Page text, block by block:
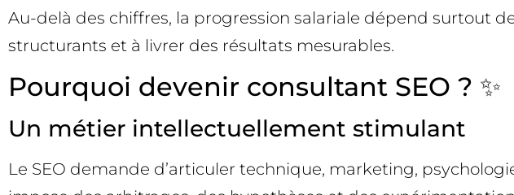
Au-delà des chiffres, la progression salariale dépend surtout
structurants et à livrer des résultats mesurables.
Pourquoi devenir consultant SEO ? ✨
Un métier intellectuellement stimulant
Le SEO demande d’articuler technique, marketing,